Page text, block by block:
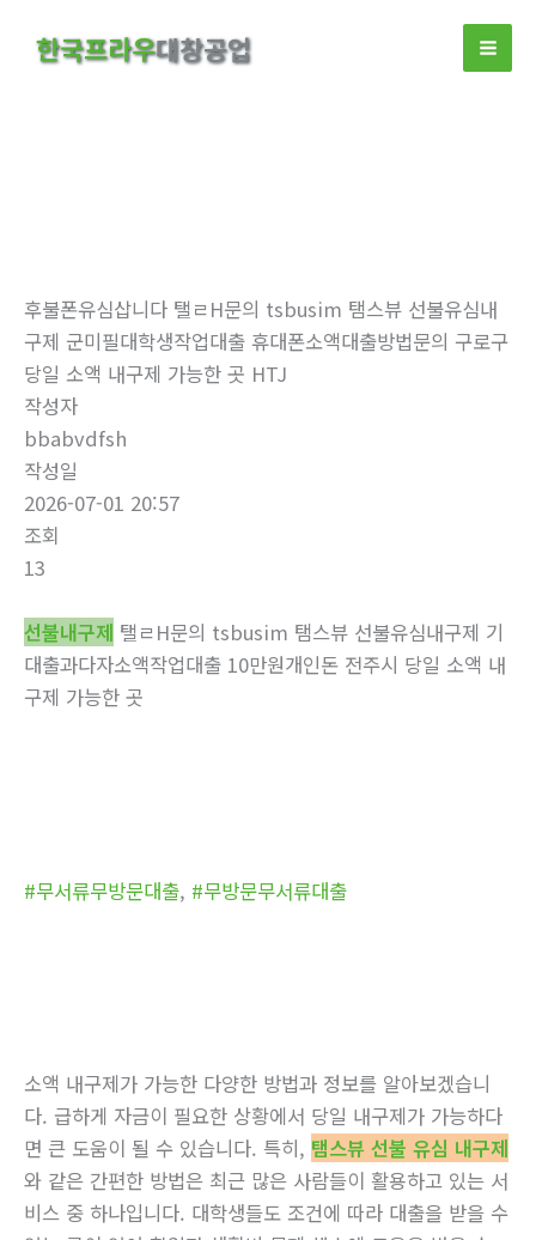
한국프라우대창공업
후불폰유심삽니다 탤ㄹH문의 tsbusim 탬스뷰 선불유심내
구제 군미필대학생작업대출 휴대폰소액대출방법문의 구로구
당일 소액 내구제 가능한 곳 HTJ
작성자
bbabvdfsh
작성일
2026-07-01 20:57
조회
13
선불내구제 탤ㄹH문의 tsbusim 탬스뷰 선불유심내구제 기
대출과다자소액작업대출 10만원개인돈 전주시 당일 소액 내
구제 가능한 곳
#무서류무방문대출, #무방문무서류대출
소액 내구제가 가능한 다양한 방법과 정보를 알아보겠습니
다. 급하게 자금이 필요한 상황에서 당일 내구제가 가능하다
면 큰 도움이 될 수 있습니다. 특히, 탬스뷰 선불 유심 내구제
와 같은 간편한 방법은 최근 많은 사람들이 활용하고 있는 서
비스 중 하나입니다. 대학생들도 조건에 따라 대출을 받을 수